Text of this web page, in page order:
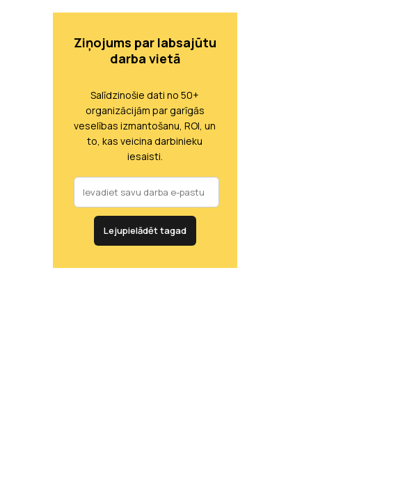
Ziņojums par labsajūtu
darba vietā
Salīdzinošie dati no 50+
organizācijām par garīgās
veselības izmantošanu, ROI, un
to, kas veicina darbinieku
iesaisti.
Lejupielādēt tagad